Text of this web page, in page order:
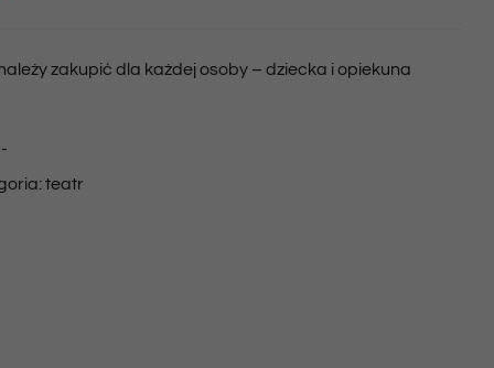
zakupić dla każdej osoby – dziecka i opiekuna
-
teatr